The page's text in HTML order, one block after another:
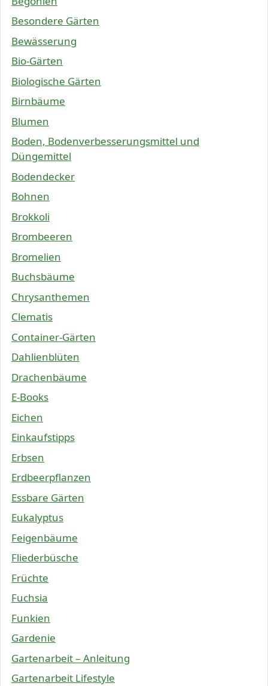
Besondere Gärten
Bewässerung
Bio-Gärten
Biologische Gärten
Birnbäume
Blumen
Boden, Bodenverbesserungsmittel und
Düngemittel
Bodendecker
Bohnen
Brokkoli
Brombeeren
Bromelien
Buchsbäume
Chrysanthemen
Clematis
Container-Gärten
Dahlienblüten
Drachenbäume
E-Books
Eichen
Einkaufstipps
Erbsen
Erdbeerpflanzen
Essbare Gärten
Eukalyptus
Feigenbäume
Fliederbüsche
Früchte
Fuchsia
Funkien
Gardenie
Gartenarbeit – Anleitung
Gartenarbeit Lifestyle